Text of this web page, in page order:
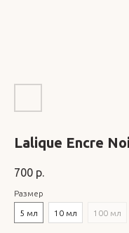
Lalique Encre
700 р.
Размер
5 мл 10 мл 100 мл